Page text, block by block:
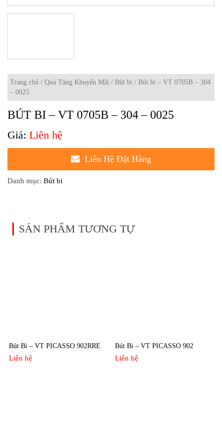
Trang chủ / Quà Tặng Khuyến Mãi / Bút bi / Bút bi – VT 0705B – 304
– 0025
BÚT BI – VT 0705B – 304 – 0025
Liên hệ
Liên Hệ Đặt Hàng
Danh mục: Bút bi
SẢN PHẨM TƯƠNG TỰ
Bút Bi – VT PICASSO 902RRE
Liên hệ
Bút Bi – VT PICASSO 902
Liên hệ